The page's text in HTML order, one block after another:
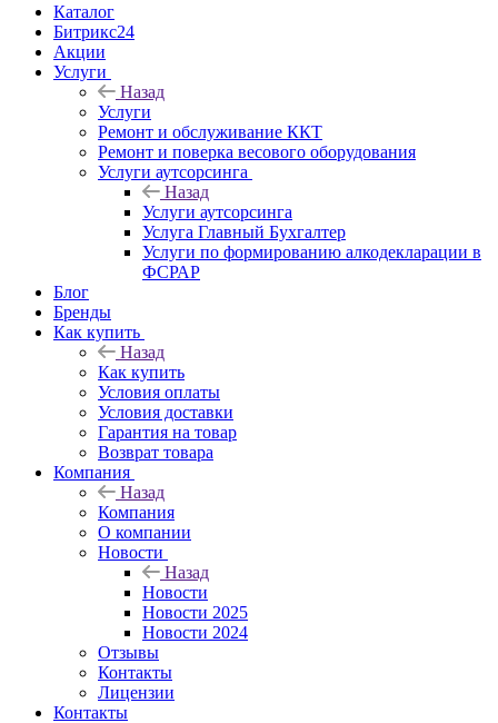
Каталог
Битрикс24
Акции
Услуги
Назад
Услуги
Ремонт и обслуживание ККТ
Ремонт и поверка весового оборудования
Услуги аутсорсинга
Назад
Услуги аутсорсинга
Услуга Главный Бухгалтер
Услуги по формированию алкодекларации в
ФСРАР
Блог
Бренды
Как купить
Назад
Как купить
Условия оплаты
Условия доставки
Гарантия на товар
Возврат товара
Компания
Назад
Компания
О компании
Новости
Назад
Новости
Новости 2025
Новости 2024
Отзывы
Контакты
Лицензии
Контакты